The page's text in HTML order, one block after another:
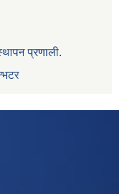
प्रणाली.